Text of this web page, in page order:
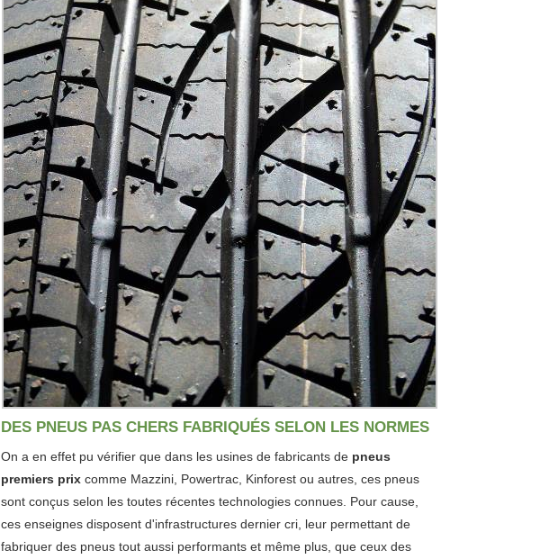
DES PNEUS PAS CHERS FABRIQUÉS SELON LES NORMES
On a en effet pu vérifier que dans les usines de fabricants de pneus
premiers prix comme Mazzini, Powertrac, Kinforest ou autres, ces pneus
sont conçus selon les toutes récentes technologies connues. Pour cause,
ces enseignes disposent d'infrastructures dernier cri, leur permettant de
fabriquer des pneus tout aussi performants et même plus, que ceux des